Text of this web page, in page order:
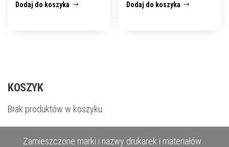
Dodaj do koszyka Dodaj do koszyka
KOSZYK
Brak produktów w koszyku.
Zamieszczone marki i nazwy drukarek i materiałów